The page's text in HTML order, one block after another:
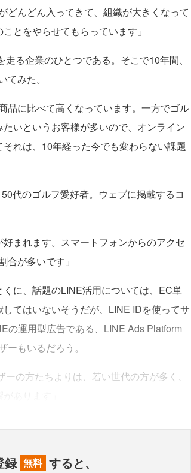
どんどん入ってきて、組織が大きくなって
とをやらせてもらっています」
る企業のひとつである。そこで10年間、
みた。
に比べて高くなっています。一方でゴル
いというお客様が多いので、オンライン
れは、10年経った今でも変わらない課題
代のゴルフ愛好者。ウェブに掲載するコ
まれます。スマートフォンからのアクセ
が多いです」
に、話題のLINE活用については、EC単
てはいないそうだが、LINE IDを使ってサ
の運用型広告である、LINE Ads Platform
もいるだろう。
の方たちよりは、若い世代の方が多く、
録 無料 すると、